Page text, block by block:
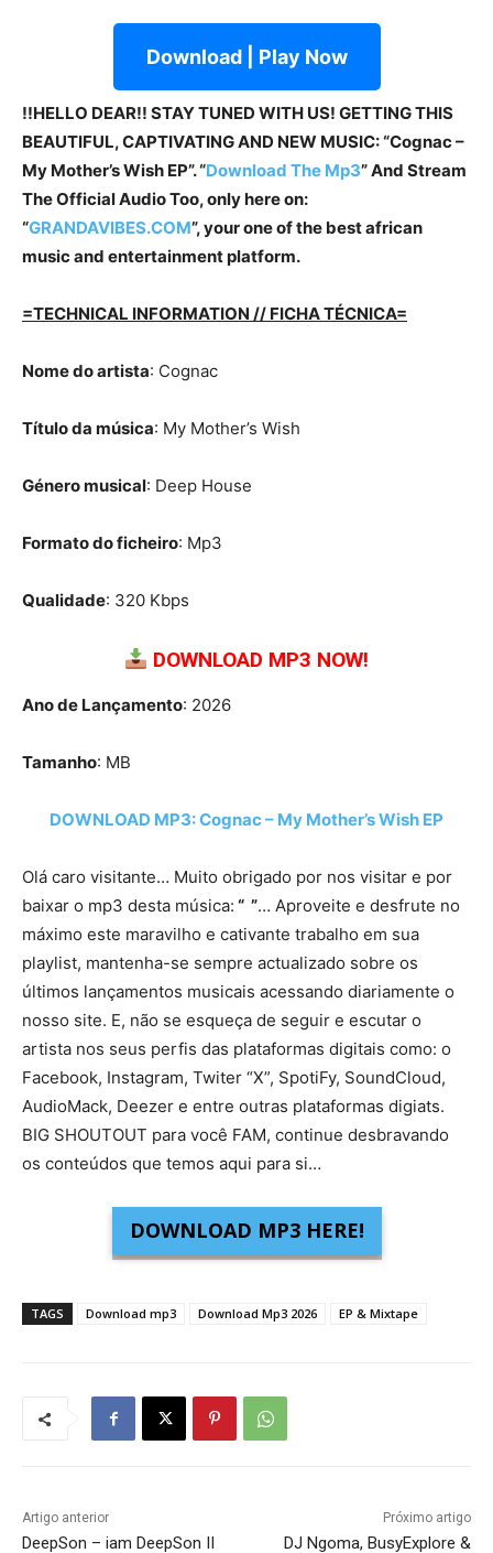
Download | Play Now
!!HELLO DEAR!! STAY TUNED WITH US! GETTING THIS
BEAUTIFUL, CAPTIVATING AND NEW MUSIC: “Cognac –
My Mother’s Wish EP”. “Download The Mp3” And Stream
The Official Audio Too, only here on:
“GRANDAVIBES.COM”, your one of the best african
music and entertainment platform.
=TECHNICAL INFORMATION // FICHA TÉCNICA=
Nome do artista: Cognac
Título da música: My Mother’s Wish
Género musical: Deep House
Formato do ficheiro: Mp3
Qualidade: 320 Kbps
DOWNLOAD MP3 NOW!
Ano de Lançamento: 2026
Tamanho: MB
DOWNLOAD MP3: Cognac – My Mother’s Wish EP
Olá caro visitante… Muito obrigado por nos visitar e por
baixar o mp3 desta música: “ ”… Aproveite e desfrute no
máximo este maravilho e cativante trabalho em sua
playlist, mantenha-se sempre actualizado sobre os
últimos lançamentos musicais acessando diariamente o
nosso site. E, não se esqueça de seguir e escutar o
artista nos seus perfis das plataformas digitais como: o
Facebook, Instagram, Twiter “X”, SpotiFy, SoundCloud,
AudioMack, Deezer e entre outras plataformas digiats.
BIG SHOUTOUT para você FAM, continue desbravando
os conteúdos que temos aqui para si…
DOWNLOAD MP3 HERE!
TAGS Download mp3 Download Mp3 2026 EP & Mixtape
Artigo anterior
DeepSon – iam DeepSon II
Próximo artigo
DJ Ngoma, BusyExplore &